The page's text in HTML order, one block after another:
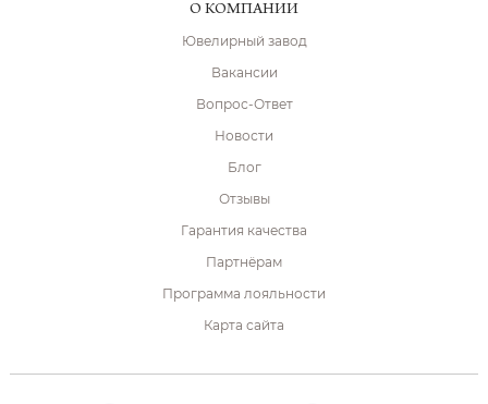
О КОМПАНИИ
Ювелирный завод
Вакансии
Вопрос-Ответ
Новости
Блог
Отзывы
Гарантия качества
Партнёрам
Программа лояльности
Карта сайта